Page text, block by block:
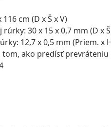
cm (D x Š x V)
30 x 15 x 0,7 mm (D x
12,7 x 0,5 mm (Priem. x
tom, ako predísť